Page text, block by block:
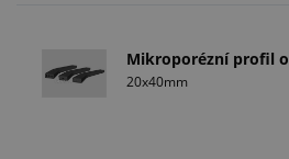
Mikroporézní profil
20x40mm